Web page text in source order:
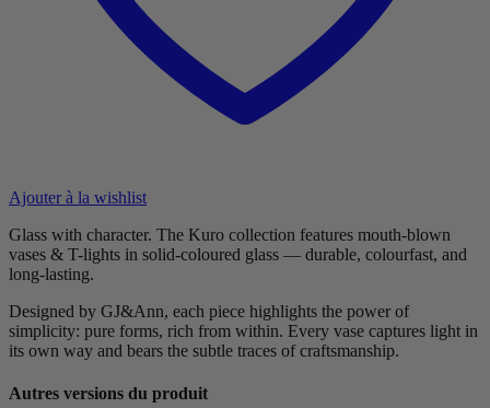
Ajouter à la wishlist
Glass with character. The Kuro collection features mouth-blown
vases & T-lights in solid-coloured glass — durable, colourfast, and
long-lasting.
Designed by GJ&Ann, each piece highlights the power of
simplicity: pure forms, rich from within. Every vase captures light in
its own way and bears the subtle traces of craftsmanship.
Autres versions du produit